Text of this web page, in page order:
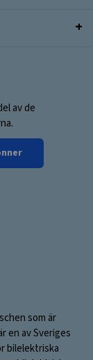
av de
som är
en av Sveriges
bilelektriska